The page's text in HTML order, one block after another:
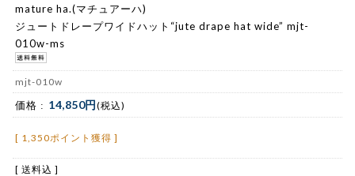
mature ha.(マチュアーハ)
ジュートドレープワイドハット“jute drape hat wide” mjt-
010w-ms
mjt-010w
価格 : 14,850円(税込)
[ 1,350ポイント獲得 ]
[ 送料込 ]